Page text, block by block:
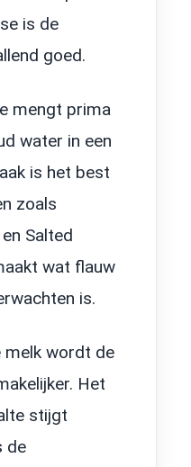
is de
goed.
mengt prima
water in een
is het best
zoals
Salted
wat flauw
is.
melk wordt de
Het
stijgt
de